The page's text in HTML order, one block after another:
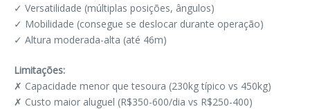
✓ Versatilidade (múltiplas posições, ângulos)
✓ Mobilidade (consegue se deslocar durante operação)
✓ Altura moderada-alta (até 46m)
Limitações:
✗ Capacidade menor que tesoura (230kg típico vs 450kg)
✗ Custo maior aluguel (R$350-600/dia vs R$250-400)